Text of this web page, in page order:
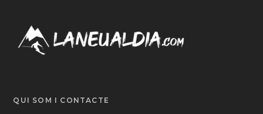
QUI SOM I CONTACTE